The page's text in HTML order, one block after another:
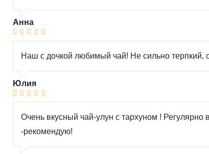
Анна
Наш с дочкой любимый чай! Не сильно
Юлия
Очень вкусный чай-улун с тархуном !
-рекомендую!